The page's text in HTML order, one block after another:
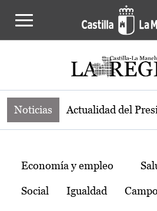
Noticias de la región
Noticias Actualidad del
Temas
Economía y empleo
Social Igualdad Campo